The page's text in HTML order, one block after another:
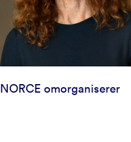
NORCE omorganiserer